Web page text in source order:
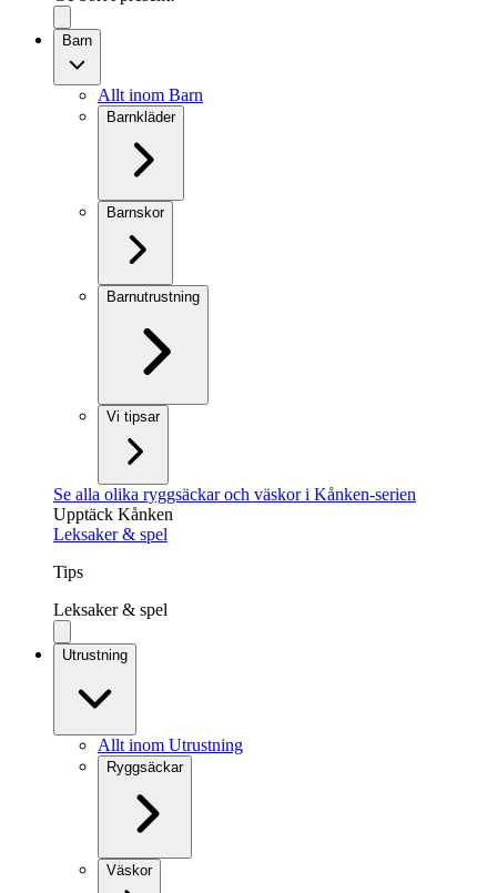
Barn
Allt inom Barn
Barnkläder
Barnskor
Barnutrustning
Vi tipsar
Se alla olika ryggsäckar och väskor i Kånken-serien
Upptäck Kånken
Leksaker & spel
Tips
Leksaker & spel
Utrustning
Allt inom Utrustning
Ryggsäckar
Väskor